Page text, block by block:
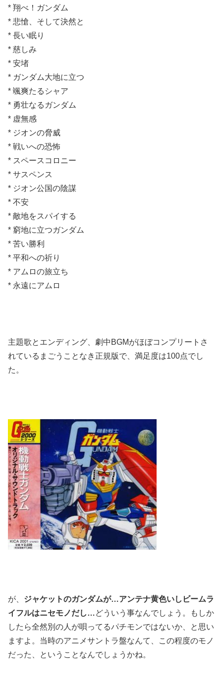
* 翔べ！ガンダム
* 悲愴、そして決然と
* 長い眠り
* 慈しみ
* 安堵
* ガンダム大地に立つ
* 颯爽たるシャア
* 勇壮なるガンダム
* 虚無感
* ジオンの脅威
* 戦いへの恐怖
* スペースコロニー
* サスペンス
* ジオン公国の陰謀
* 不安
* 敵地をスパイする
* 窮地に立つガンダム
* 苦い勝利
* 平和への祈り
* アムロの旅立ち
* 永遠にアムロ
主題歌とエンディング、劇中BGMがほぼコンプリートさ
れているまごうことなき正規版で、満足度は100点でし
た。
が、 ジャケットのガンダムが…アンテナ黄色いしビームラ
イフルはニセモノだし…どういう事なんでしょう。もしか
したら全然別の人が唄ってるパチモンではないか、と思い
ますよ。当時のアニメサントラ盤なんて、この程度のモノ
だった、ということなんでしょうかね。